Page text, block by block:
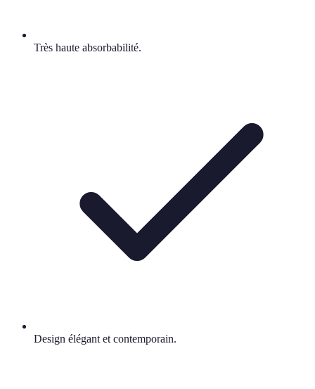
Très haute absorbabilité.
Design élégant et contemporain.